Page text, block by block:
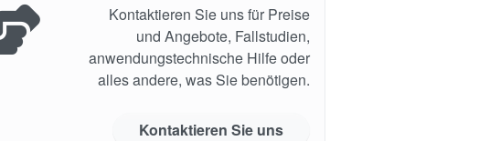
Kontaktieren Sie uns für Preise
und Angebote, Fallstudien,
anwendungstechnische Hilfe oder
alles andere, was Sie benötigen.
Kontaktieren Sie uns